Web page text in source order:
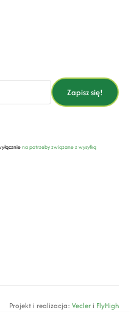
Zapisz się!
na potrzeby związane z wysyłką
Projekt i realizacja: Vecler i FlyHigh